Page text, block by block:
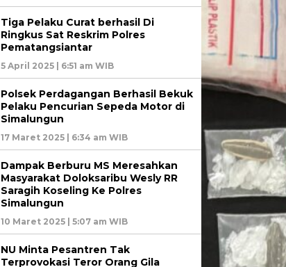
Tiga Pelaku Curat berhasil Di
Ringkus Sat Reskrim Polres
Pematangsiantar
5 April 2025 | 6:51 am WIB
Polsek Perdagangan Berhasil Bekuk
Pelaku Pencurian Sepeda Motor di
Simalungun
17 Maret 2025 | 6:34 am WIB
Dampak Berburu MS Meresahkan
Masyarakat Doloksaribu Wesly RR
Saragih Koseling Ke Polres
Simalungun
10 Maret 2025 | 5:07 am WIB
NU Minta Pesantren Tak
Terprovokasi Teror Orang Gila